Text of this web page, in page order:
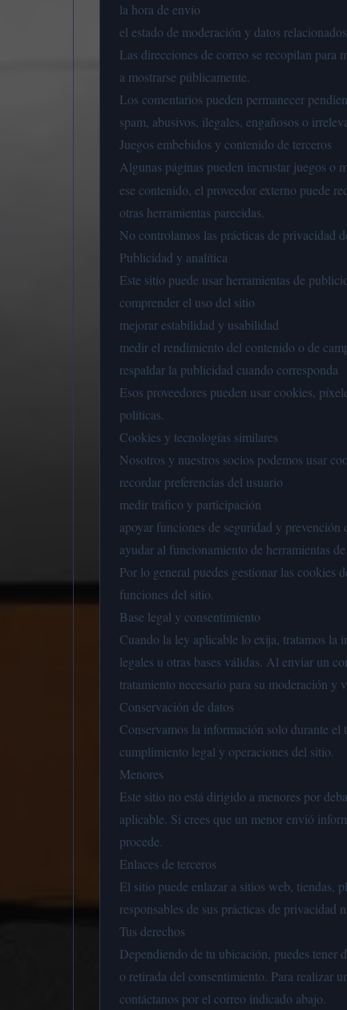
la hora de envío
el estado de moderación y datos
Las direcciones de correo se recopilan para
a mostrarse públicamente.
Los comentarios pueden permanecer
spam, abusivos, ilegales, engañosos o
Juegos embebidos y contenido de terceros
Algunas páginas pueden incrustar juegos o
ese contenido, el proveedor externo puede
otras herramientas parecidas.
No controlamos las prácticas de privacidad
Publicidad y analítica
Este sitio puede usar herramientas de
comprender el uso del sitio
mejorar estabilidad y usabilidad
medir el rendimiento del contenido o de
respaldar la publicidad cuando corresponda
Esos proveedores pueden usar cookies,
políticas.
Cookies y tecnologías similares
Nosotros y nuestros socios podemos usar
recordar preferencias del usuario
medir tráfico y participación
apoyar funciones de seguridad y prevención
ayudar al funcionamiento de herramientas
Por lo general puedes gestionar las cookies
funciones del sitio.
Base legal y consentimiento
Cuando la ley aplicable lo exija, tratamos la
legales u otras bases válidas. Al enviar un
tratamiento necesario para su moderación y
Conservación de datos
Conservamos la información solo durante el
cumplimiento legal y operaciones del sitio.
Menores
Este sitio no está dirigido a menores por
aplicable. Si crees que un menor envió
procede.
Enlaces de terceros
El sitio puede enlazar a sitios web, tiendas,
responsables de sus prácticas de privacidad
Tus derechos
Dependiendo de tu ubicación, puedes
o retirada del consentimiento. Para realizar
contáctanos por el correo indicado abajo.